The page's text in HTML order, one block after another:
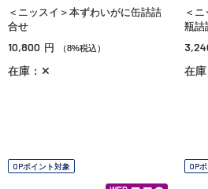
＜ニッスイ＞本ずわいがに缶詰詰
合せ
10,800 円 （8%税込）
在庫：✕
＜
瓶詰
在
OPポイント対象 OP